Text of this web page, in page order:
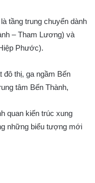
tầng trung chuyển dành
– Tham Lương) và
Phước).
đô thị, ga ngầm Bến
tâm Bến Thành,
quan kiến trúc xung
những biểu tượng mới